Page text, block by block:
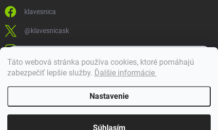
Táto webová stránka používa cookies, ktoré pomáhajú
zabezpečiť lepšie služby. Ďalšie informácie
Nastavenie
Súhlasím
klavesnica
@klavesnicask
klavesnica_sk
Doprava a platba
Klávesnica . Všetky práva vyhradené.
Dobrý deň! 👋 Pomôžem vám nájsť správny diel. Napíšte mi.